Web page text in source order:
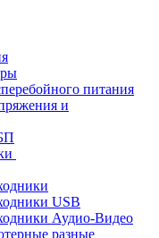
питания
и
USB
Аудио-Видео
разные